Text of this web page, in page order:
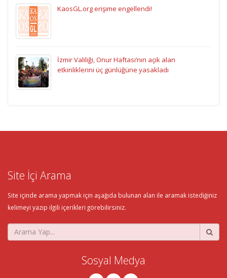
KaosGL.org erişime engellendi!
İzmir Valiliği, Onur Haftası’nın açık alan
etkinliklerini üç günlüğüne yasakladı
Site İçi Arama
Site içinde arama yapmak için aşağıda bulunan alan ile aramak istediğiniz
kelimeyi yazıp ilgili içerikleri görebilirsiniz.
Sosyal Medya